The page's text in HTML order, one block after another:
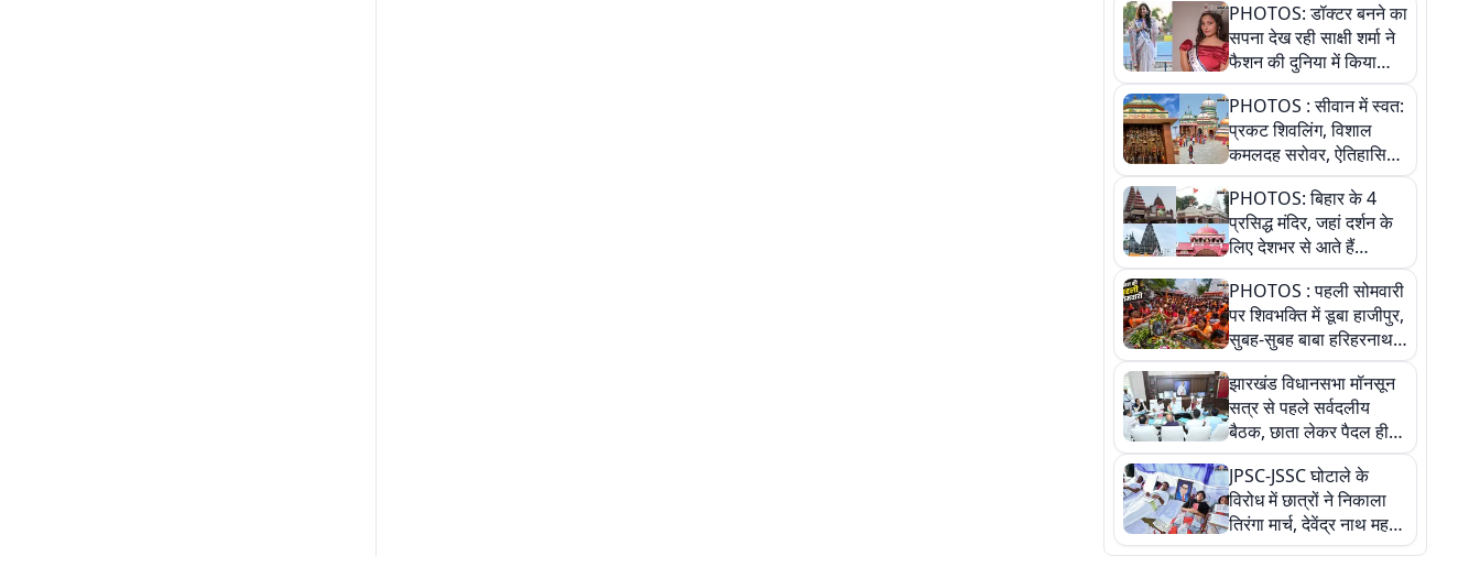
PHOTOS: डॉक्टर बनने का
सपना देख रही साक्षी शर्मा ने
फैशन की दुनिया में किया
कमाल,जानिए बेगूसराय की
बेटी ने कैसे दी अपने सपनों
को उड़ान
PHOTOS : सीवान में स्वत:
प्रकट शिवलिंग, विशाल
कमलदह सरोवर, ऐतिहासिक
महेंद्रनाथ मंदिर और घंटाघर
की कहानी, तस्वीरों में देखिए
PHOTOS: बिहार के 4
प्रसिद्ध मंदिर, जहां दर्शन के
लिए देशभर से आते हैं
श्रद्धालु, जानिए इनकी
खासियत
PHOTOS : पहली सोमवारी
पर शिवभक्ति में डूबा हाजीपुर,
सुबह-सुबह बाबा हरिहरनाथ
मंदिर पहुंचे तेजस्वी, 10
तस्वीरों में देखें नजारा
झारखंड विधानसभा मॉनसून
सत्र से पहले सर्वदलीय
बैठक, छाता लेकर पैदल ही
सत्ता पक्ष की मीटिंग में पहुंचे
सीएम, देखें तस्वीरें
JPSC-JSSC घोटाले के
विरोध में छात्रों ने निकाला
तिरंगा मार्च, देवेंद्र नाथ महतो
ने किया जल ग्रहण, देखें